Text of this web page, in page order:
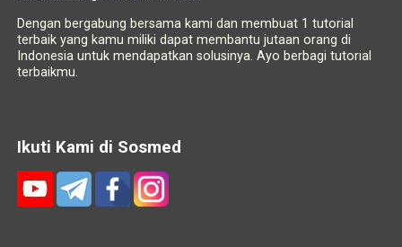
Dengan bergabung bersama kami dan membuat 1 tutorial
terbaik yang kamu miliki dapat membantu jutaan orang di
Indonesia untuk mendapatkan solusinya. Ayo berbagi tutorial
terbaikmu.
Ikuti Kami di Sosmed